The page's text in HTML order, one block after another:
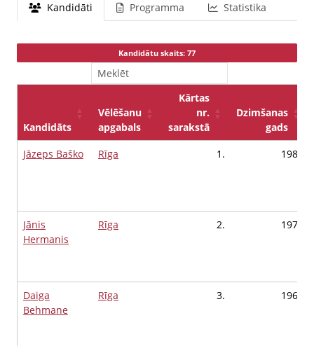
Kandidāti Programma Statistika
Kandidātu skaits: 77
Kandidāts
Vēlēšanu
apgabals
Kārtas
nr.
sarakstā
Dzimšanas
gads
Jāzeps Baško
Rīga 1. 1984
Jānis
Hermanis
Rīga 2. 1973
Daiga
Behmane
Rīga 3. 1962